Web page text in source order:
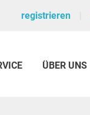
registrieren
ÜBER UNS